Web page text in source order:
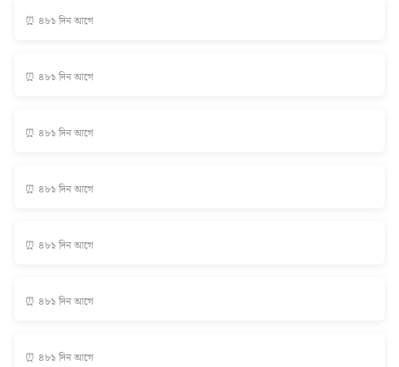
⏰ ৪৮১ দিন আগে
⏰ ৪৮১ দিন আগে
⏰ ৪৮১ দিন আগে
⏰ ৪৮১ দিন আগে
⏰ ৪৮১ দিন আগে
⏰ ৪৮১ দিন আগে
⏰ ৪৮১ দিন আগে